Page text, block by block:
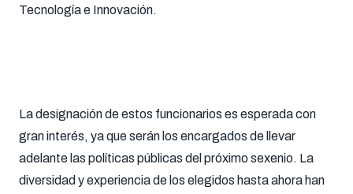
Tecnología e Innovación.
La designación de estos funcionarios es esperada con
gran interés, ya que serán los encargados de llevar
adelante las políticas públicas del próximo sexenio. La
diversidad y experiencia de los elegidos hasta ahora han